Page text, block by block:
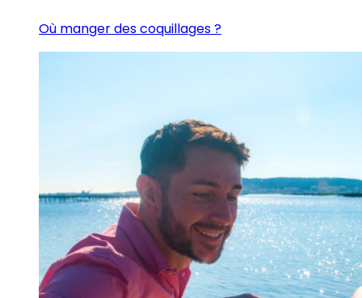
Où manger des coquillages ?